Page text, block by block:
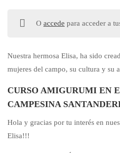
O accede para acceder a
Nuestra hermosa Elisa, ha sido
mujeres del campo, su cultura y su
CURSO AMIGURUMI EN
CAMPESINA
Hola y gracias por tu interés en
Elisa!!!